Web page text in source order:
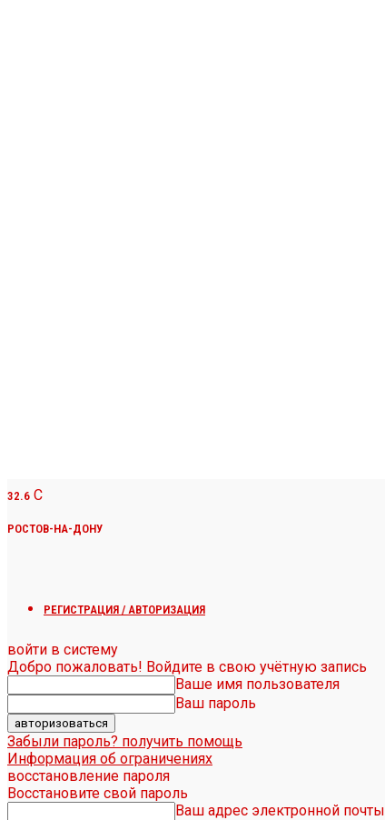
32.6 C
РОСТОВ-НА-ДОНУ
РЕГИСТРАЦИЯ / АВТОРИЗАЦИЯ
войти в систему
Добро пожаловать! Войдите в свою учётную запись
Ваше имя пользователя
Ваш пароль
Забыли пароль? получить помощь
Информация об ограничениях
восстановление пароля
Восстановите свой пароль
Ваш адрес электронной почты